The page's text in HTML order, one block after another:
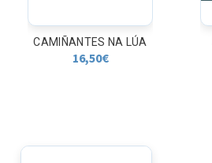
CAMIÑANTES NA LÚA
16,50€